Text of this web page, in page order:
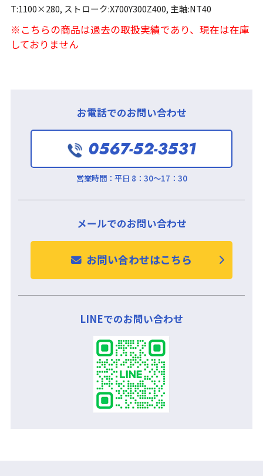
T:1100×280, ストローク:X700Y300Z400, 主軸:NT40
※こちらの商品は過去の取扱実績であり、現在は在庫
しておりません
お電話でのお問い合わせ
0567-52-3531
営業時間： 平日 8：30～17：30
メールでのお問い合わせ
お問い合わせはこちら
LINEでのお問い合わせ